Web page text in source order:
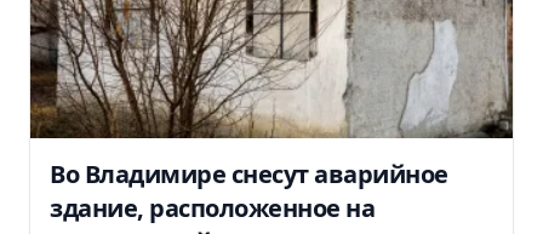
Во Владимире снесут аварийное
здание, расположенное на